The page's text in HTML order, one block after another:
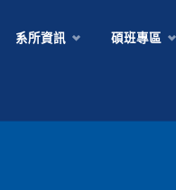
系所資訊 碩班專區